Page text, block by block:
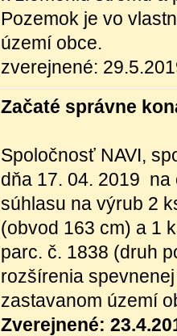
Pozemok je vo
území obce.
zverejnené:
Začaté správne
Spoločnosť NAVI,
dňa 17. 04. 2019
súhlasu na výrub 2
(obvod 163 cm) a 1
parc. č. 1838 (druh
rozšírenia
zastavanom území
Zverejnené: